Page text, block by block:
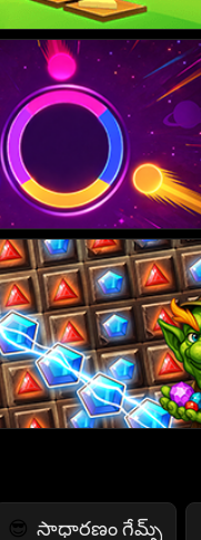
😎 సాధారణం గేమ్స్